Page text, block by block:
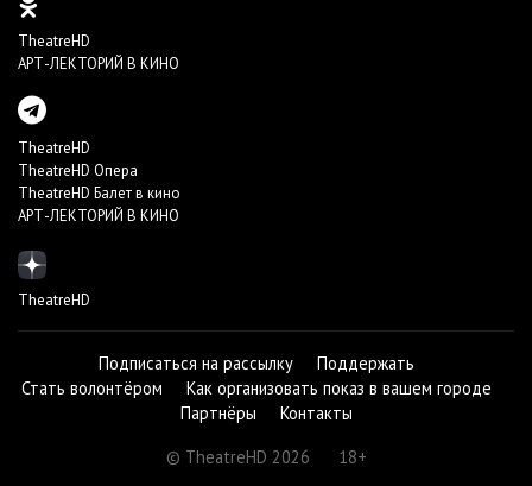
TheatreHD
АРТ-ЛЕКТОРИЙ В КИНО
TheatreHD
TheatreHD Опера
TheatreHD Балет в кино
АРТ-ЛЕКТОРИЙ В КИНО
TheatreHD
Подписаться на рассылку
Поддержать
Стать волонтёром
Как организовать показ в вашем городе
Партнёры
Контакты
© TheatreHD 2026
18+